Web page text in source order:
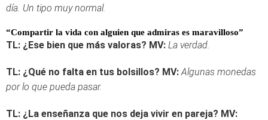
día. Un tipo muy normal.
“Compartir la vida con alguien que admiras es maravilloso”
TL: ¿Ese bien que más valoras? MV: La verdad.
TL: ¿Qué no falta en tus bolsillos? MV: Algunas monedas
por lo que pueda pasar.
TL: ¿La enseñanza que nos deja vivir en pareja? MV: